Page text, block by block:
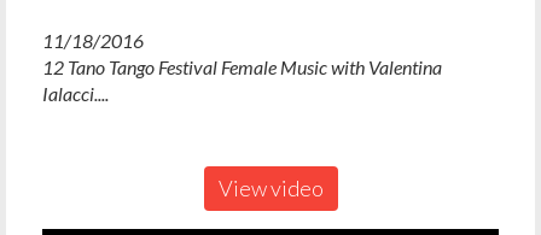
11/18/2016
12 Tano Tango Festival Female Music with Valentina
Ialacci....
View video